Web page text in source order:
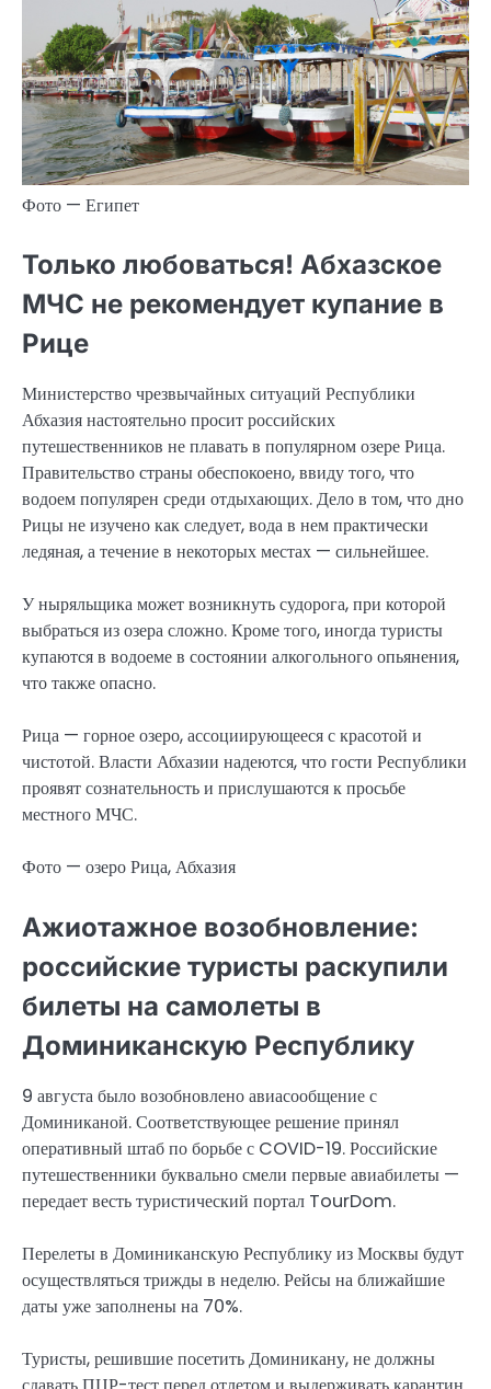
Фото — Египет
Только любоваться! Абхазское
МЧС не рекомендует купание в
Рице
Министерство чрезвычайных ситуаций Республики
Абхазия настоятельно просит российских
путешественников не плавать в популярном озере Рица.
Правительство страны обеспокоено, ввиду того, что
водоем популярен среди отдыхающих. Дело в том, что дно
Рицы не изучено как следует, вода в нем практически
ледяная, а течение в некоторых местах — сильнейшее.
У ныряльщика может возникнуть судорога, при которой
выбраться из озера сложно. Кроме того, иногда туристы
купаются в водоеме в состоянии алкогольного опьянения,
что также опасно.
Рица — горное озеро, ассоциирующееся с красотой и
чистотой. Власти Абхазии надеются, что гости Республики
проявят сознательность и прислушаются к просьбе
местного МЧС.
Фото — озеро Рица, Абхазия
Ажиотажное возобновление:
российские туристы раскупили
билеты на самолеты в
Доминиканскую Республику
9 августа было возобновлено авиасообщение с
Доминиканой. Соответствующее решение принял
оперативный штаб по борьбе с COVID-19. Российские
путешественники буквально смели первые авиабилеты —
передает весть туристический портал TourDom.
Перелеты в Доминиканскую Республику из Москвы будут
осуществляться трижды в неделю. Рейсы на ближайшие
даты уже заполнены на 70%.
Туристы, решившие посетить Доминикану, не должны